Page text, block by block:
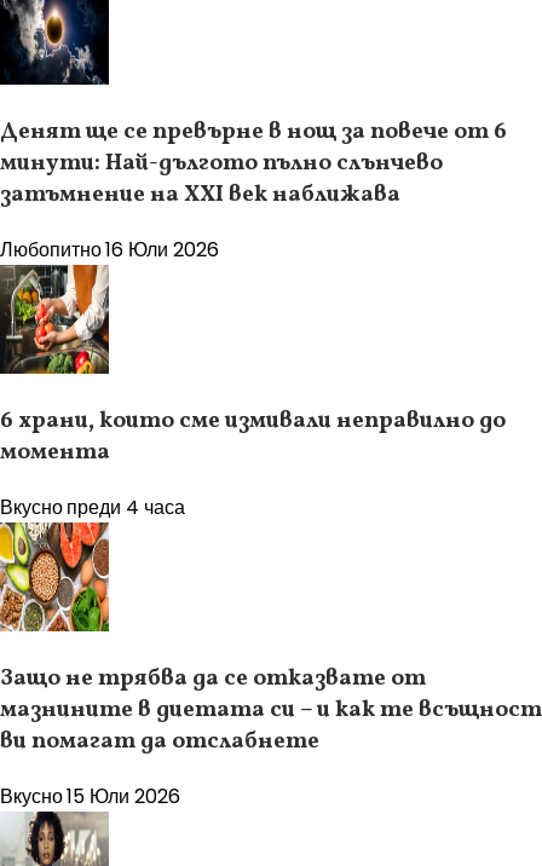
Денят ще се превърне в нощ за повече от 6
минути: Най-дългото пълно слънчево
затъмнение на XXI век наближава
Любопитно16 Юли 2026
6 храни, които сме измивали неправилно до
момента
Вкуснопреди 4 часа
Защо не трябва да се отказвате от
мазнините в диетата си – и как те всъщност
ви помагат да отслабнете
Вкусно15 Юли 2026